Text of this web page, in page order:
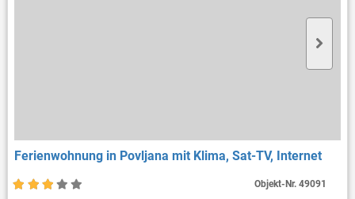
Ferienwohnung in Povljana mit Klima, Sat-TV, Internet
Objekt-Nr.49091